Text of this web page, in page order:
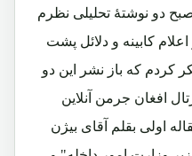
دو نوشتۀ تحلیلی نظرم
کابینه و دلائل پشت
کردم که باز نشر این دو
افغان جرمن آنلاین
اولی بقلم آقای بیژن